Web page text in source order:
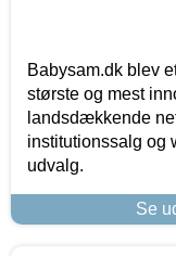
Babysam.dk blev
største og mest
landsdækkende
institutionssalg og
udvalg.
Se